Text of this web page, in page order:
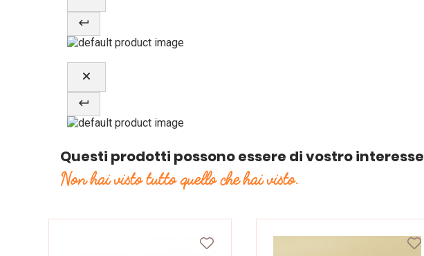
Questi prodotti possono essere di vostro interesse
Non hai visto tutto quello che hai visto.